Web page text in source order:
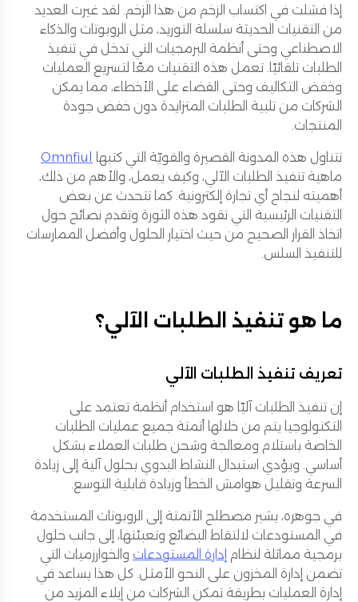
إذا فشلت في اكتساب الزخم من هذا الزخم. لقد غيرت العديد
من التقنيات الحديثة سلسلة التوريد، مثل الروبوتات والذكاء
الاصطناعي وحتى أنظمة البرمجيات التي تدخل في تنفيذ
الطلبات تلقائيًا. تعمل هذه التقنيات معًا لتسريع العمليات
وخفض التكاليف وحتى القضاء على الأخطاء، مما يمكن
الشركات من تلبية الطلبات المتزايدة دون خفض جودة
المنتجات.
تتناول هذه المدونة القصيرة والقويّة التي كتبها
Omnfiul
ماهية تنفيذ الطلبات الآلي، وكيف يعمل، والأهم من ذلك،
أهميته لنجاح أي تجارة إلكترونية. كما تتحدث عن بعض
التقنيات الرئيسية التي تقود هذه الثورة وتقدم نصائح حول
اتخاذ القرار الصحيح من حيث اختيار الحلول وأفضل الممارسات
للتنفيذ السلس.
ما هو تنفيذ الطلبات الآلي؟
تعريف تنفيذ الطلبات الآلي
إن تنفيذ الطلبات آليًا هو استخدام أنظمة تعتمد على
التكنولوجيا يتم من خلالها أتمتة جميع عمليات الطلبات
الخاصة باستلام ومعالجة وشحن طلبات العملاء بشكل
أساسي. ويؤدي استبدال النشاط اليدوي بحلول آلية إلى زيادة
السرعة وتقليل هوامش الخطأ وزيادة قابلية التوسع.
في جوهره، يشير مصطلح الأتمتة إلى الروبوتات المستخدمة
في المستودعات لالتقاط البضائع وتعبئتها، إلى جانب حلول
برمجية مماثلة لنظام إدارة المستودعات والخوارزميات التي
تضمن إدارة المخزون على النحو الأمثل. كل هذا يساعد في
إدارة العمليات بطريقة تمكن الشركات من إيلاء المزيد من